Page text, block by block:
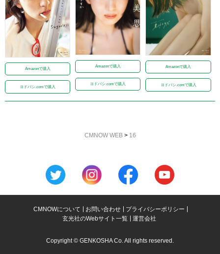
Amazonで購入
ヨドバシ.comで購入
Amazonで購入
ヨドバシ.comで購入
Amazonで購入
ヨドバシ.comで購入
CMNOW WEB> 16
CMNOWについて お問い合わせ
プライバシーポリシー
玄光社のWebサイト一覧
運営会社
Copyright © GENKOSHA Co. All rights reserved.